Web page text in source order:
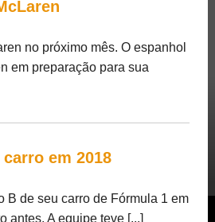
no próximo mês. O espanhol
em preparação para sua
em 2018
B de seu carro de Fórmula 1 em
antes. A equipe teve [...]